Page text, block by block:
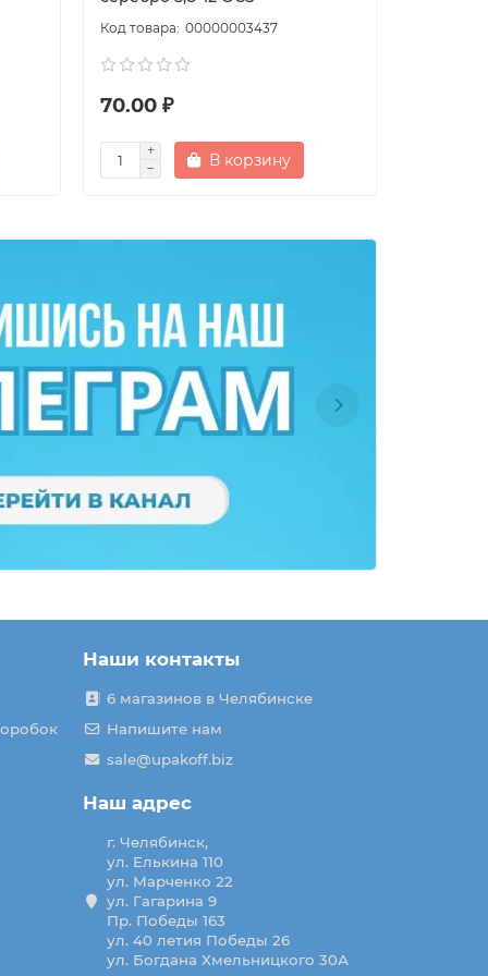
00000003437
70.00 ₽
В корзину
Наши контакты
6 магазинов в Челябинске
Напишите нам
sale@upakoff.biz
Наш адрес
г. Челябинск,
ул. Елькина 110
ул. Марченко 22
ул. Гагарина 9
Пр. Победы 163
ул. 40 летия Победы 26
ул. Богдана Хмельницкого 30А